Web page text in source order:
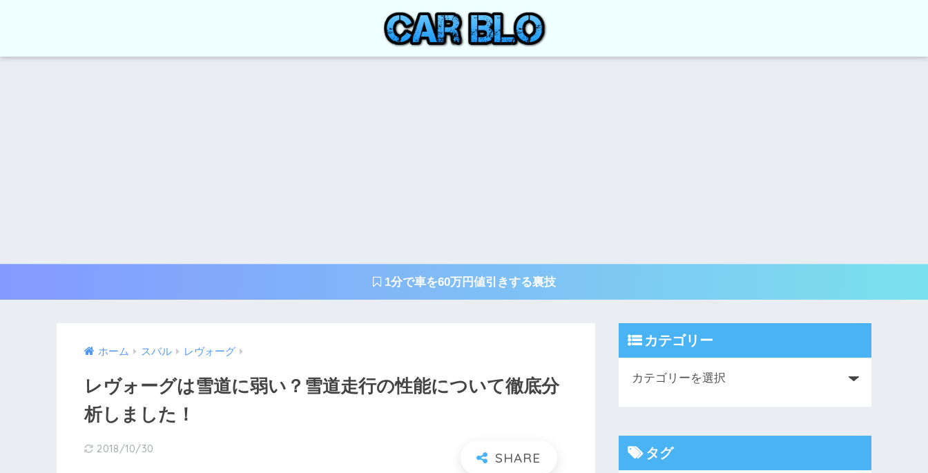
1分で車を60万円値引きする裏技
ホーム スバル レヴォーグ
レヴォーグは雪道に弱い？雪道走行の性能について徹底分
析しました！
2018/10/30
カテゴリー
タグ